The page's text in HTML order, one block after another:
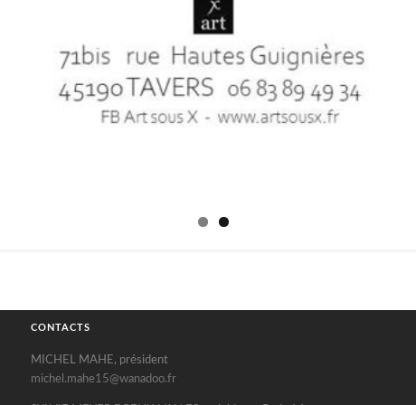
CONTACTS
MICHEL MAHE, président
michel.mahe15@wanadoo.fr